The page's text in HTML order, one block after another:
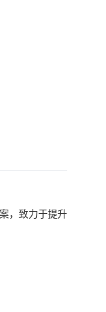
，致力于提升